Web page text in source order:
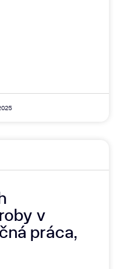
v
práca,